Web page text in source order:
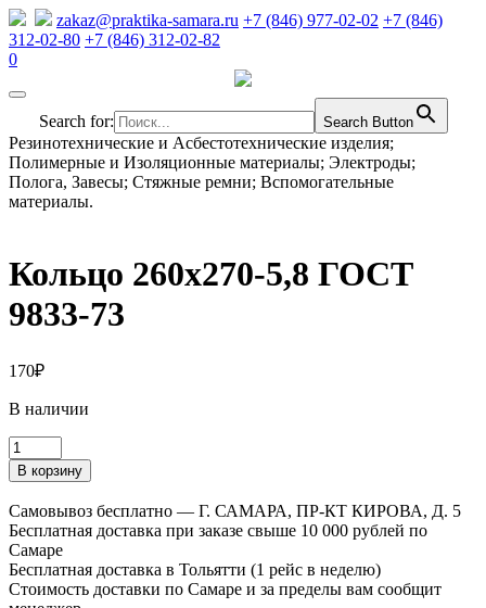
zakaz@praktika-samara.ru +7 (846) 977-02-02 +7 (846)
312-02-80 +7 (846) 312-02-82
0
Search for: Search Button
Резинотехнические и Асбестотехнические изделия;
Полимерные и Изоляционные материалы; Электроды;
Полога, Завесы; Стяжные ремни; Вспомогательные
материалы.
Кольцо 260х270-5,8 ГОСТ
9833-73
170₽
В наличии
Количество
товара
Кольцо
260х270-
5,8
ГОСТ
9833-
73
В корзину
Самовывоз бесплатно — Г. САМАРА, ПР-КТ КИРОВА, Д. 5
Бесплатная доставка при заказе свыше 10 000 рублей по
Самаре
Бесплатная доставка в Тольятти (1 рейс в неделю)
Стоимость доставки по Самаре и за пределы вам сообщит